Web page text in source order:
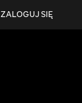
ZALOGUJ SIĘ